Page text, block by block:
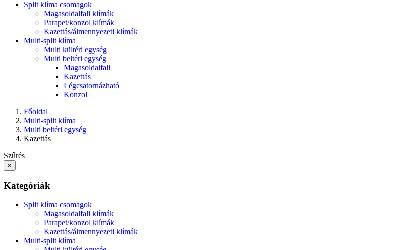
Split klíma csomagok
Magasoldalfali klímák
Parapet/konzol klímák
Kazettás/álmennyezeti klímák
Multi-split klíma
Multi kültéri egység
Multi beltéri egység
Magasoldalfali
Kazettás
Légcsatornázható
Konzol
Főoldal
Multi-split klíma
Multi beltéri egység
Kazettás
Szűrés
×
Kategóriák
Split klíma csomagok
Magasoldalfali klímák
Parapet/konzol klímák
Kazettás/álmennyezeti klímák
Multi-split klíma